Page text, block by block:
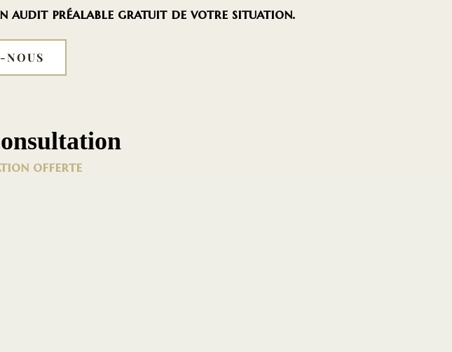
audit préalable gratuit de votre situation.
NOUS
offerte